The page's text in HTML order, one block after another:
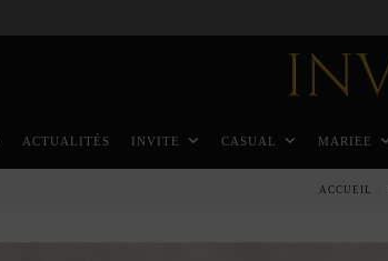
ACTUALITÉS INVITE CASUAL MARIEE
ACCUEIL